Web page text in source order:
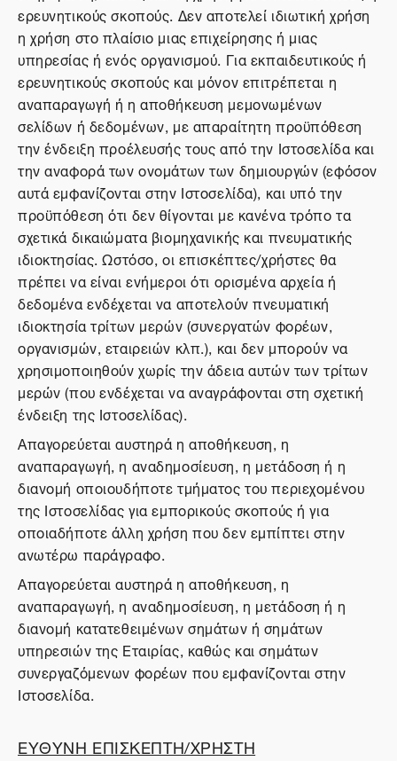
ερευνητικούς σκοπούς. Δεν αποτελεί ιδιωτική χρήση
η χρήση στο πλαίσιο μιας επιχείρησης ή μιας
υπηρεσίας ή ενός οργανισμού. Για εκπαιδευτικούς ή
ερευνητικούς σκοπούς και μόνον επιτρέπεται η
αναπαραγωγή ή η αποθήκευση μεμονωμένων
σελίδων ή δεδομένων, με απαραίτητη προϋπόθεση
την ένδειξη προέλευσής τους από την Ιστοσελίδα και
την αναφορά των ονομάτων των δημιουργών (εφόσον
αυτά εμφανίζονται στην Ιστοσελίδα), και υπό την
προϋπόθεση ότι δεν θίγονται με κανένα τρόπο τα
σχετικά δικαιώματα βιομηχανικής και πνευματικής
ιδιοκτησίας. Ωστόσο, οι επισκέπτες/χρήστες θα
πρέπει να είναι ενήμεροι ότι ορισμένα αρχεία ή
δεδομένα ενδέχεται να αποτελούν πνευματική
ιδιοκτησία τρίτων μερών (συνεργατών φορέων,
οργανισμών, εταιρειών κλπ.), και δεν μπορούν να
χρησιμοποιηθούν χωρίς την άδεια αυτών των τρίτων
μερών (που ενδέχεται να αναγράφονται στη σχετική
ένδειξη της Ιστοσελίδας).
Απαγορεύεται αυστηρά η αποθήκευση, η
αναπαραγωγή, η αναδημοσίευση, η μετάδοση ή η
διανομή οποιουδήποτε τμήματος του περιεχομένου
της Ιστοσελίδας για εμπορικούς σκοπούς ή για
οποιαδήποτε άλλη χρήση που δεν εμπίπτει στην
ανωτέρω παράγραφο.
Απαγορεύεται αυστηρά η αποθήκευση, η
αναπαραγωγή, η αναδημοσίευση, η μετάδοση ή η
διανομή κατατεθειμένων σημάτων ή σημάτων
υπηρεσιών της Εταιρίας, καθώς και σημάτων
συνεργαζόμενων φορέων που εμφανίζονται στην
Ιστοσελίδα.
ΕΥΘΥΝΗ ΕΠΙΣΚΕΠΤΗ/ΧΡΗΣΤΗ